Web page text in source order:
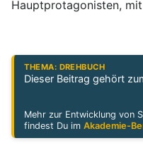
Hauptprotagonisten,
THEMA: DREHBUCH
Dieser Beitrag gehört
Mehr zur Entwicklung von
findest Du imAkademie-